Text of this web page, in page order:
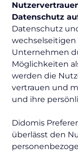
Datenschutz
Datenschutz
wechselseitigen
Unternehmen
Möglichkeiten
werden die
vertrauen und
und ihre
Didomis
überlässt den